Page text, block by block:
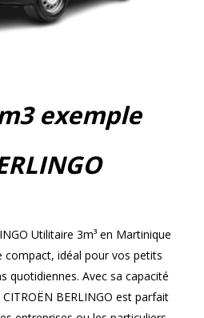
exemple
Utilitaire 3m³ en Martinique
compact, idéal pour vos petits
quotidiennes. Avec sa capacité
BERLINGO est parfait